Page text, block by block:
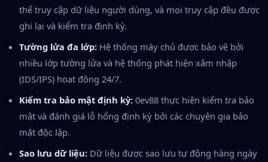
thể truy cập dữ liệu người dùng, và mọi truy cập đều được
ghi lại và kiểm tra định kỳ.
Tường lửa đa lớp: Hệ thống máy chủ được bảo vệ bởi
nhiều lớp tường lửa và hệ thống phát hiện xâm nhập
(IDS/IPS) hoạt động 24/7.
Kiểm tra bảo mật định kỳ: 0ev88 thực hiện kiểm tra bảo
mật và đánh giá lỗ hổng định kỳ bởi các chuyên gia bảo
mật độc lập.
Sao lưu dữ liệu: Dữ liệu được sao lưu tự động hàng ngày